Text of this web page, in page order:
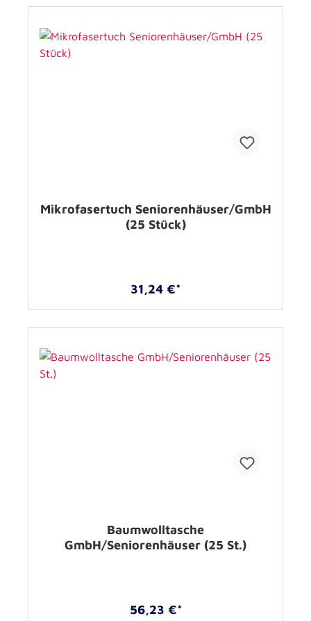
Mikrofasertuch Seniorenhäuser/GmbH
(25 Stück)
31,24 €*
Baumwolltasche
GmbH/Seniorenhäuser (25 St.)
56,23 €*